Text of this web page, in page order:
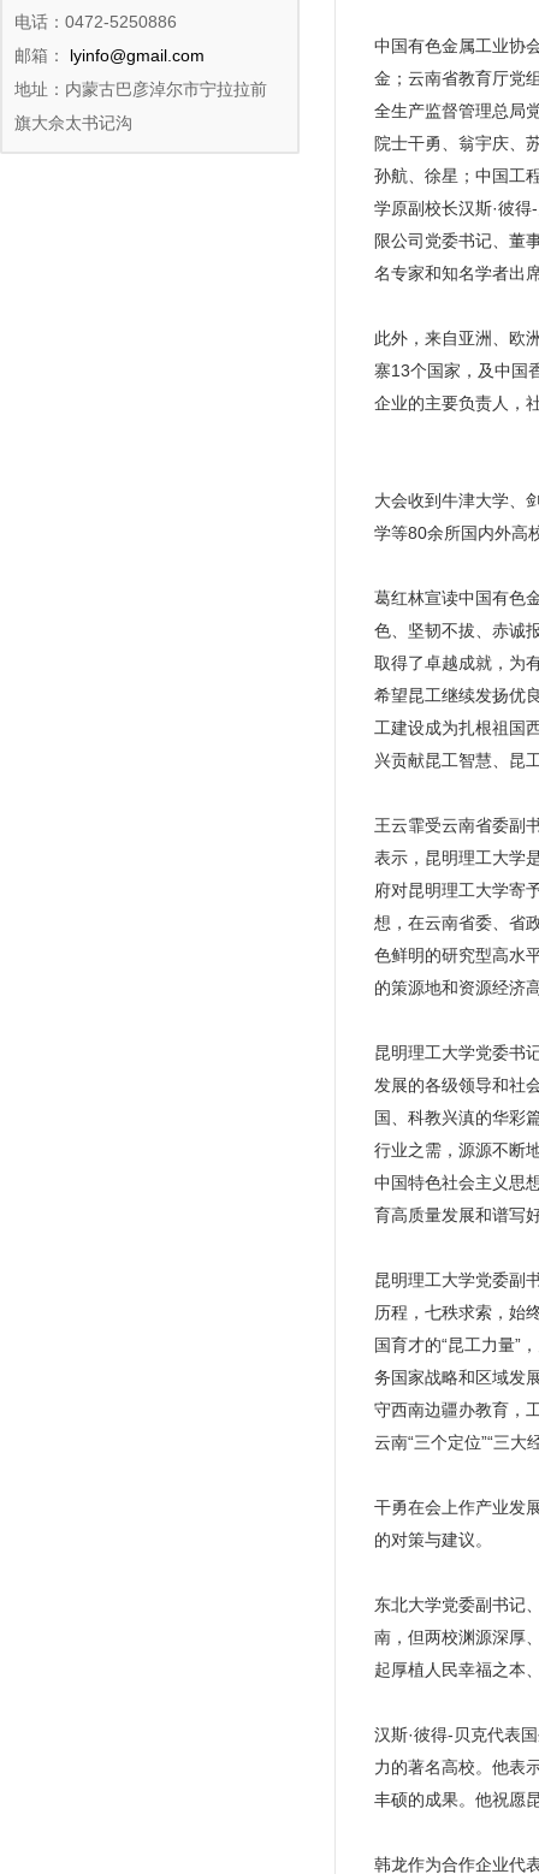
电话：0472-5250886
邮箱：
lyinfo@gmail.com
地址：内蒙古巴彦淖尔市宁拉拉前
旗大佘太书记沟
中国有色金属工业协
金；云南省教育厅党
全生产监督管理总局
院士干勇、翁宇庆、
孙航、徐星；中国工
学原副校长汉斯·彼
限公司党委书记、董
名专家和知名学者出
此外，来自亚洲、欧
寨13个国家，及中国
企业的主要负责人，
大会收到牛津大学、
学等80余所国内外高
葛红林宣读中国有色
色、坚韧不拔、赤诚
取得了卓越成就，为
希望昆工继续发扬优
工建设成为扎根祖国
兴贡献昆工智慧、昆
王云霏受云南省委副
表示，昆明理工大学
府对昆明理工大学寄
想，在云南省委、省
色鲜明的研究型高水
的策源地和资源经济
昆明理工大学党委书
发展的各级领导和社
国、科教兴滇的华彩
行业之需，源源不断
中国特色社会主义思
育高质量发展和谱写
昆明理工大学党委副
历程，七秩求索，始
国育才的“昆工力量”
务国家战略和区域发
守西南边疆办教育，
云南“三个定位”“三
干勇在会上作产业发
的对策与建议。
东北大学党委副书记
南，但两校渊源深厚
起厚植人民幸福之本
汉斯·彼得-贝克代表
力的著名高校。他表
丰硕的成果。他祝愿
韩龙作为合作企业代